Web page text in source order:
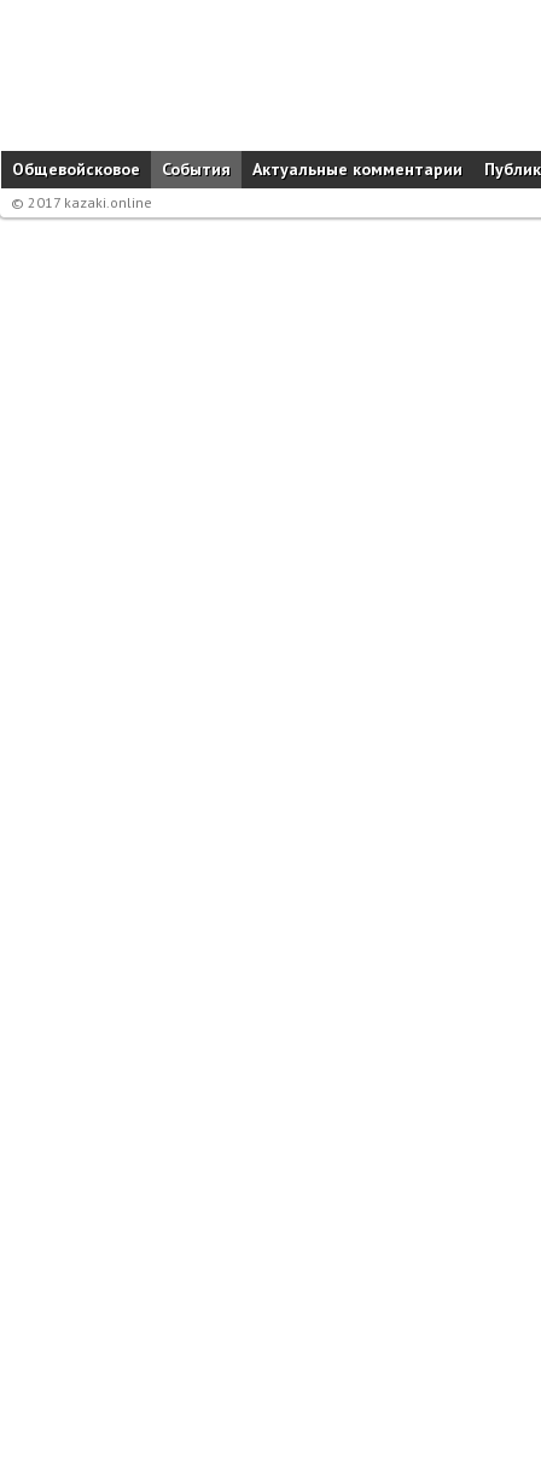
Общевойсковое События Актуальные комментарии
© 2017 kazaki.online